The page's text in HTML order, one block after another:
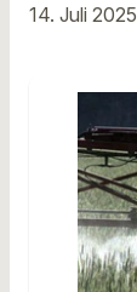
14. Juli 2025